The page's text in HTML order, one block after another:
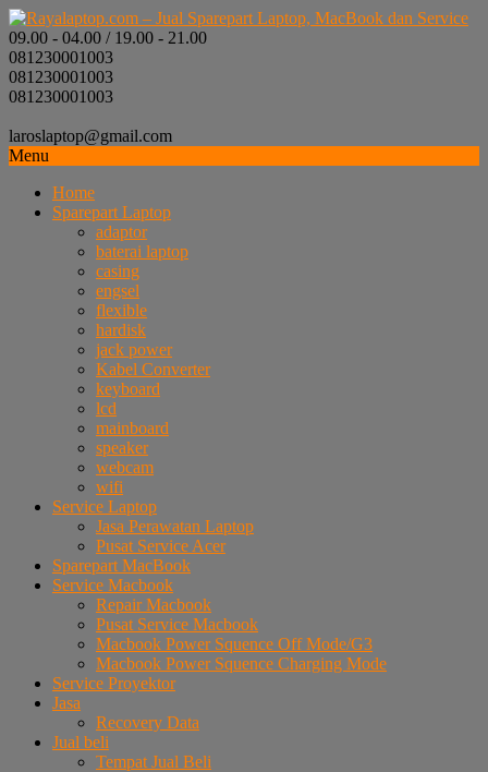
09.00 - 04.00 / 19.00 - 21.00
081230001003
081230001003
081230001003
laroslaptop@gmail.com
Menu
Home
Sparepart Laptop
adaptor
baterai laptop
casing
engsel
flexible
hardisk
jack power
Kabel Converter
keyboard
lcd
mainboard
speaker
webcam
wifi
Service Laptop
Jasa Perawatan Laptop
Pusat Service Acer
Sparepart MacBook
Service Macbook
Repair Macbook
Pusat Service Macbook
Macbook Power Squence Off Mode/G3
Macbook Power Squence Charging Mode
Service Proyektor
Jasa
Recovery Data
Jual beli
Tempat Jual Beli